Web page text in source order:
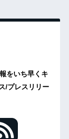
をいち早くキ
/プレスリリー